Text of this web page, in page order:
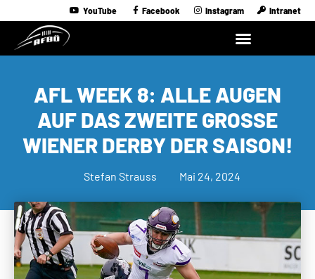
YouTube Facebook Instagram Intranet
AFL WEEK 8: ALLE AUGEN
AUF DAS ZWEITE GROSSE W
IENER DERBY DER SAISON!
Stefan Strauss Mai 24, 2024